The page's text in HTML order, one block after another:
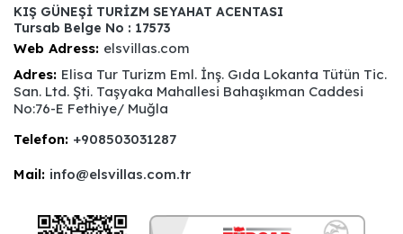
KIŞ GÜNEŞİ TURİZM SEYAHAT ACENTASI
Tursab Belge No : 17573
Web Adress: elsvillas.com
Adres: Elisa Tur Turizm Eml. İnş. Gıda Lokanta Tütün Tic.
San. Ltd. Şti. Taşyaka Mahallesi Bahaşıkman Caddesi
No:76-E Fethiye/ Muğla
Telefon: +908503031287
Mail: info@elsvillas.com.tr